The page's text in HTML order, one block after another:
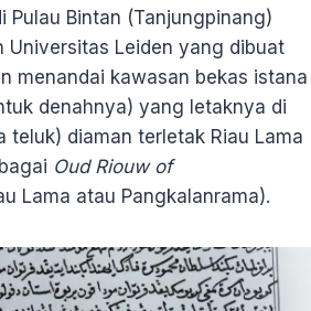
Pulau Bintan (Tanjungpinang)
Universitas Leiden yang dibuat
menandai kawasan bekas istana
denahnya) yang letaknya di
teluk) diaman terletak Riau Lama
Oud Riouw of
Lama atau Pangkalanrama).